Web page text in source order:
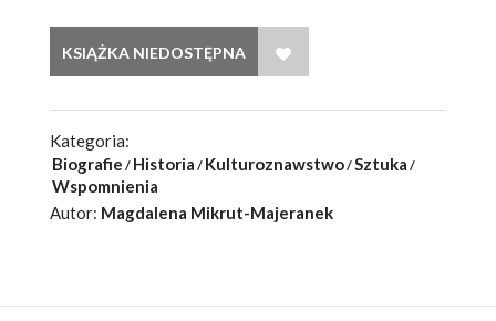
WISH LIST
Kategoria:
Biografie
Historia Kulturoznawstwo Sztuka
Wspomnienia
Autor: Magdalena Mikrut-Majeranek